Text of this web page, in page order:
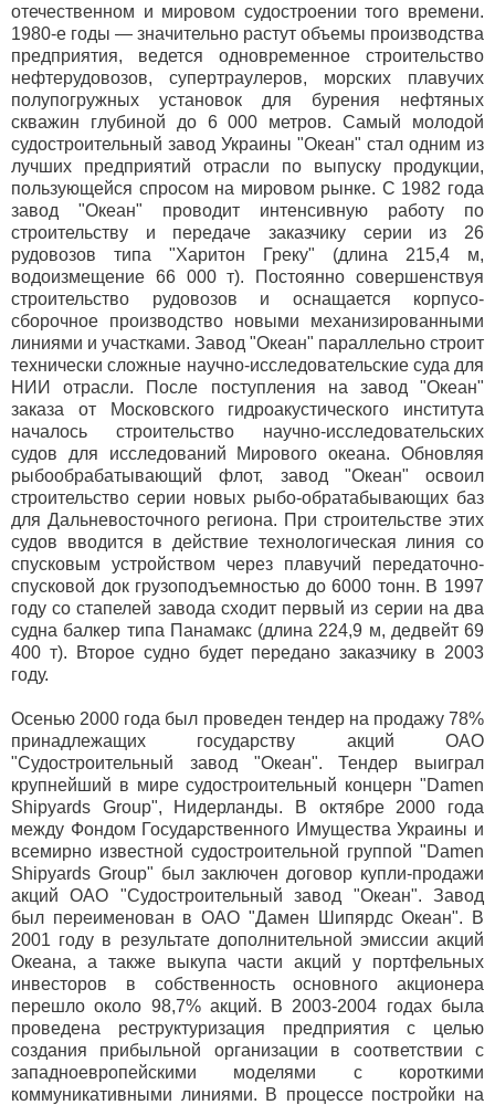
отечественном и мировом судостроении того времени.
1980-е годы — значительно растут объемы производства
предприятия, ведется одновременное строительство
нефтерудовозов, супертраулеров, морских плавучих
полупогружных установок для бурения нефтяных
скважин глубиной до 6 000 метров. Самый молодой
судостроительный завод Украины "Океан" стал одним из
лучших предприятий отрасли по выпуску продукции,
пользующейся спросом на мировом рынке. С 1982 года
завод "Океан" проводит интенсивную работу по
строительству и передаче заказчику серии из 26
рудовозов типа "Харитон Греку" (длина 215,4 м,
водоизмещение 66 000 т). Постоянно совершенствуя
строительство рудовозов и оснащается корпусо-
сборочное производство новыми механизированными
линиями и участками. Завод "Океан" параллельно строит
технически сложные научно-исследовательские суда для
НИИ отрасли. После поступления на завод "Океан"
заказа от Московского гидроакустического института
началось строительство научно-исследовательских
судов для исследований Мирового океана. Обновляя
рыбообрабатывающий флот, завод "Океан" освоил
строительство серии новых рыбо-обратабывающих баз
для Дальневосточного региона. При строительстве этих
судов вводится в действие технологическая линия со
спусковым устройством через плавучий передаточно-
спусковой док грузоподъемностью до 6000 тонн. В 1997
году со стапелей завода сходит первый из серии на два
судна балкер типа Панамакс (длина 224,9 м, дедвейт 69
400 т). Второе судно будет передано заказчику в 2003
году.
Осенью 2000 года был проведен тендер на продажу 78%
принадлежащих государству акций ОАО
"Судостроительный завод "Океан". Тендер выиграл
крупнейший в мире судостроительный концерн "Damen
Shipyards Group", Нидерланды. В октябре 2000 года
между Фондом Государственного Имущества Украины и
всемирно известной судостроительной группой "Damen
Shipyards Group" был заключен договор купли-продажи
акций ОАО "Судостроительный завод "Океан". Завод
был переименован в ОАО "Дамен Шипярдс Океан". В
2001 году в результате дополнительной эмиссии акций
Океана, а также выкупа части акций у портфельных
инвесторов в собственность основного акционера
перешло около 98,7% акций. В 2003-2004 годах была
проведена реструктуризация предприятия с целью
создания прибыльной организации в соответствии с
западноевропейскими моделями с короткими
коммуникативными линиями. В процессе постройки на